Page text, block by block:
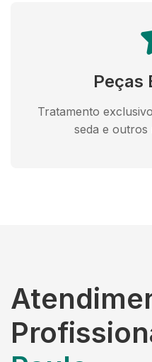
Peças
Tratamento
seda e outros